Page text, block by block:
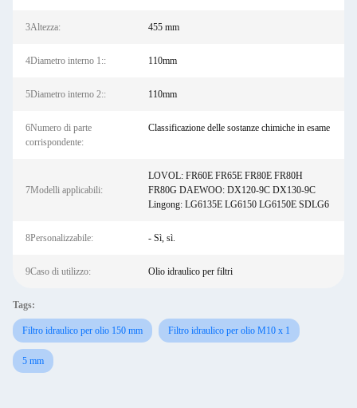
3Altezza: 455 mm
4Diametro interno 1:: 110mm
5Diametro interno 2:: 110mm
6Numero di parte
corrispondente:
Classificazione delle sostanze chimiche in esame
7Modelli applicabili:
LOVOL: FR60E FR65E FR80E FR80H
FR80G DAEWOO: DX120-9C DX130-9C
Lingong: LG6135E LG6150 LG6150E SDLG6
8Personalizzabile: - Sì, sì.
9Caso di utilizzo: Olio idraulico per filtri
Tags:
Filtro idraulico per olio 150 mm Filtro idraulico per olio M10 x 1
5 mm